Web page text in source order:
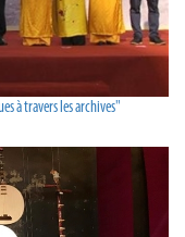
à travers les archives"